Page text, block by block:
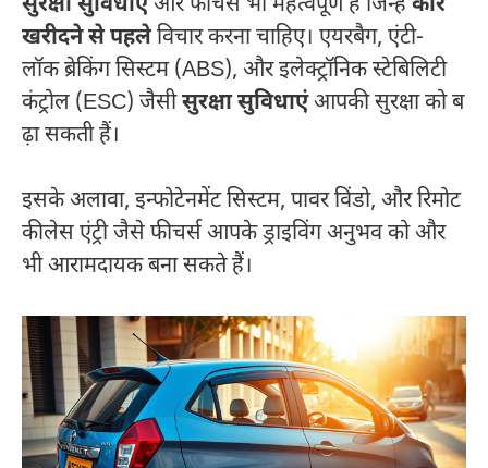
खरीदने से पहलेविचार करना चाहिए। एयरबैग, एंटी-
लॉक ब्रेकिंग सिस्टम (ABS), और इलेक्ट्रॉनिक स्टेबिलिटी
कंट्रोल (ESC) जैसीसुरक्षा सुविधाएंआपकी सुरक्षा को ब
ढ़ा सकती हैं।
इसके अलावा, इन्फोटेनमेंट सिस्टम, पावर विंडो, और रिमोट
कीलेस एंट्री जैसे फीचर्स आपके ड्राइविंग अनुभव को और
भी आरामदायक बना सकते हैं।